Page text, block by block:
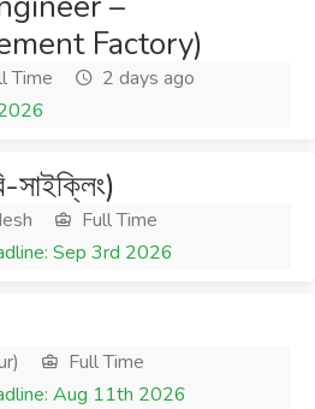
Factory)
Time
2 days ago
সাইক্লিং)
Full Time
Sep 3rd 2026
Full Time
Aug 11th 2026